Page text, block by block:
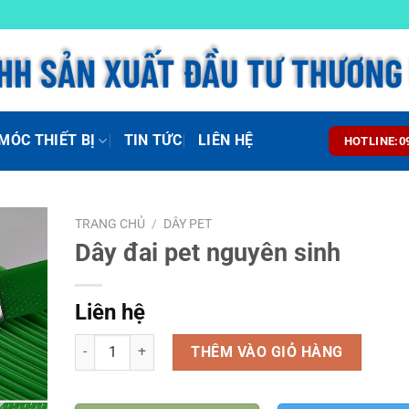
THIẾT BỊ TIN TỨC LIÊN HỆ
TRANG CHỦ / DÂY PET
Dây đai pet nguyên sinh
Liên hệ
Số lượng THÊM VÀO GIỎ HÀNG